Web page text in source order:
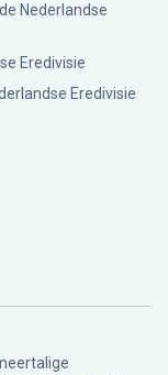
Nederlandse
Eredivisie
Eredivisie